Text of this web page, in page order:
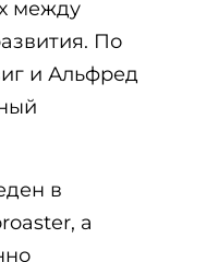
между
По
и Альфред
в
а